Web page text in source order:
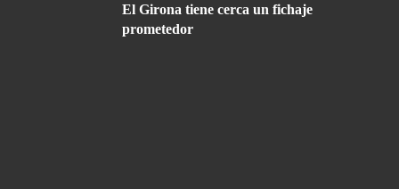
El Girona tiene cerca un fichaje
prometedor